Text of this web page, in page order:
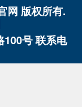
网 版权所有.
100号 联系电